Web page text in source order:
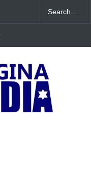
víctimas de un ataque
creciente hostilidad
Europa